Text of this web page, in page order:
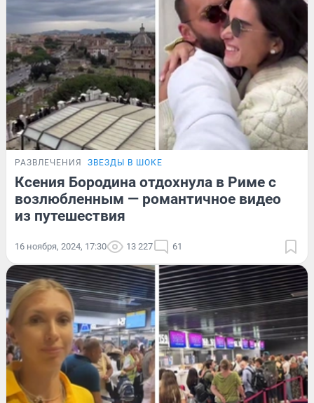
РАЗВЛЕЧЕНИЯ ЗВЕЗДЫ В ШОКЕ
Ксения Бородина отдохнула в Риме с
возлюбленным — романтичное видео
из путешествия
16 ноября, 2024, 17:30 13 227 61